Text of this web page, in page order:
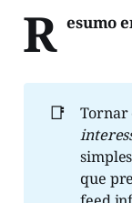
R esumo
📑 Tornar
que